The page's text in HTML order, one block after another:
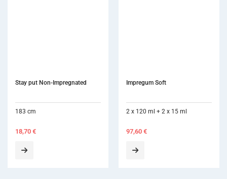
Impregum Soft
2 x 120 ml + 2 x 15 ml
97,60 €